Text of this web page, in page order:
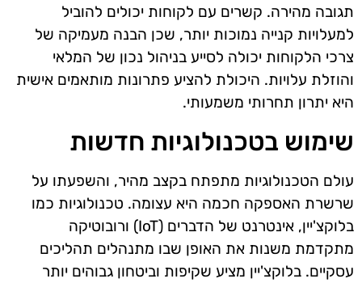
תגובה מהירה. קשרים עם לקוחות יכולים להוביל
למעלויות קנייה נמוכות יותר, שכן הבנה מעמיקה של
צרכי הלקוחות יכולה לסייע בניהול נכון של המלאי
והוזלת עלויות. היכולת להציע פתרונות מותאמים אישית
היא יתרון תחרותי משמעותי.
שימוש בטכנולוגיות חדשות
עולם הטכנולוגיות מתפתח בקצב מהיר, והשפעתו על
שרשרת האספקה חכמה היא עצומה. טכנולוגיות כמו
בלוקצ'יין, אינטרנט של הדברים (IoT) ורובוטיקה
מתקדמת משנות את האופן שבו מתנהלים תהליכים
עסקיים. בלוקצ'יין מציע שקיפות וביטחון גבוהים יותר